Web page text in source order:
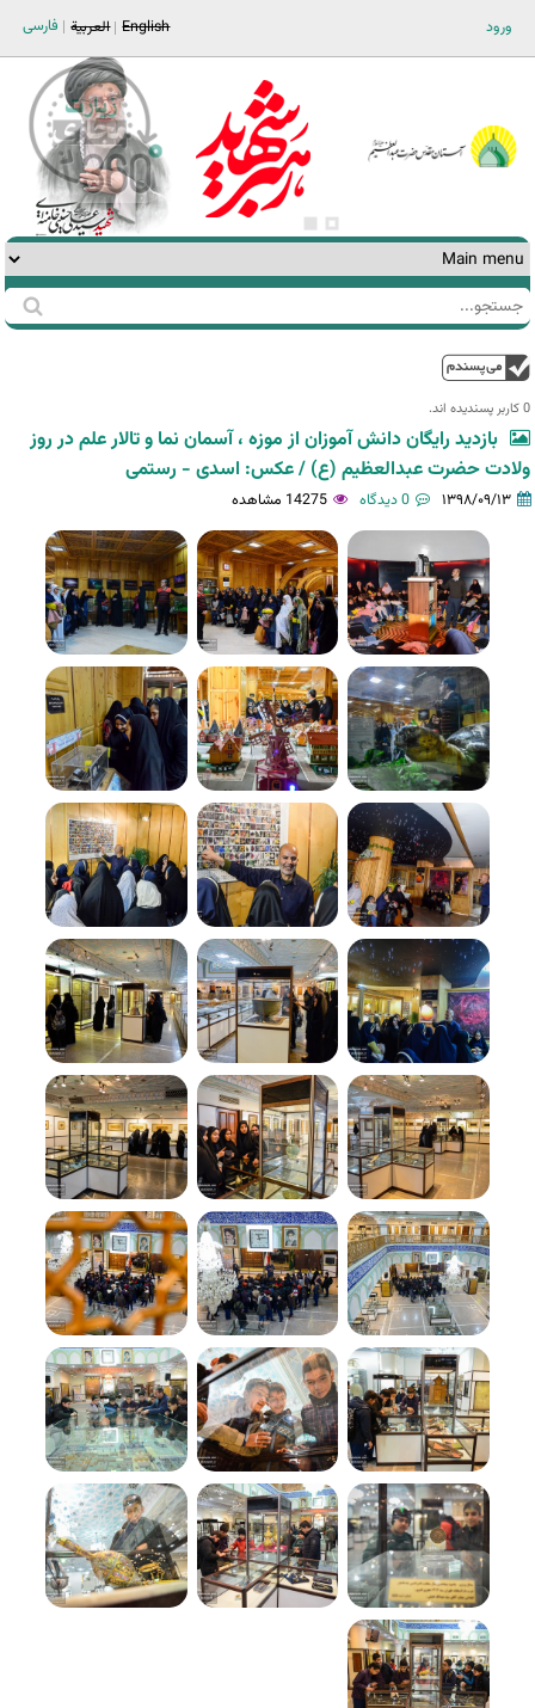
ورود فارسی العربية English
فرم
جستجو
جستجو
0 کاربر پسندیده اند.‎
بازدید رایگان دانش آموزان از موزه ، آسمان نما و تالار علم در روز
ولادت حضرت عبدالعظیم (ع) / عکس: اسدی - رستمی
۱۳۹۸/۰۹/۱۳ 0 دیدگاه 14275 مشاهده